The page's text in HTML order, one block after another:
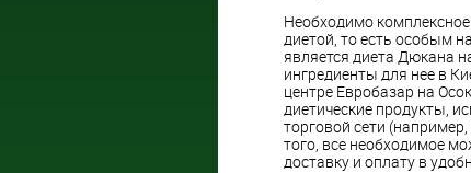
Необходимо
диетой, то есть особым
является диета Дюкана
ингредиенты для нее в
центре Евробазар на
диетические продукты,
торговой сети
того, все необходимое
доставку и оплату в